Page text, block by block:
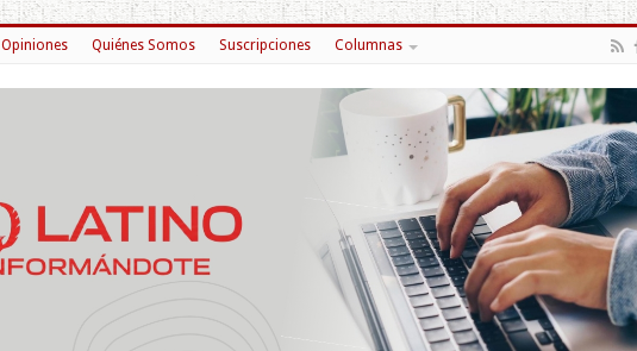
Opiniones Quiénes Somos Suscripciones Columnas